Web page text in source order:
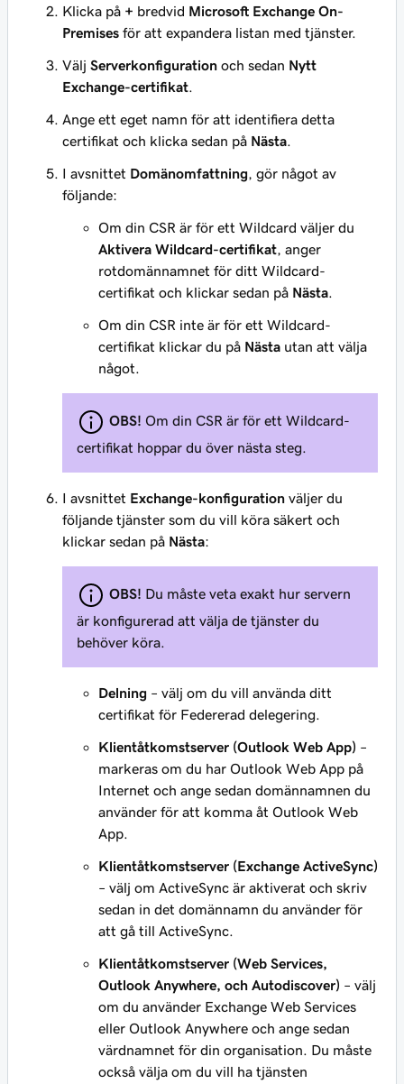
Klicka på + bredvid Microsoft Exchange On-
Premises för att expandera listan med tjänster.
Välj Serverkonfiguration och sedan Nytt
Exchange-certifikat
Ange ett eget namn för att identifiera detta
certifikat och klicka sedan på Nästa
I avsnittet Domänomfattning , gör något av
följande:
Om din CSR är för ett Wildcard väljer du
Aktivera Wildcard-certifikat , anger
rotdomännamnet för ditt Wildcard-
certifikat och klickar sedan på Nästa
Om din CSR inte är för ett Wildcard-
certifikat klickar du på Nästa utan att välja
något.
OBS! Om din CSR är för ett Wildcard-
certifikat hoppar du över nästa steg.
I avsnittet Exchange-konfiguration väljer du
följande tjänster som du vill köra säkert och
klickar sedan på Nästa:
OBS! Du måste veta exakt hur servern
är konfigurerad att välja de tjänster du
behöver köra.
Delning – välj om du vill använda ditt
certifikat för Federerad delegering.
Klientåtkomstserver (Outlook Web App) –
markeras om du har Outlook Web App på
Internet och ange sedan domännamnen du
använder för att komma åt Outlook Web
App.
Klientåtkomstserver (Exchange ActiveSync)
– välj om ActiveSync är aktiverat och skriv
sedan in det domännamn du använder för
att gå till ActiveSync.
Klientåtkomstserver (Web Services,
Outlook Anywhere, och Autodiscover) – välj
om du använder Exchange Web Services
eller Outlook Anywhere och ange sedan
värdnamnet för din organisation. Du måste
också välja om du vill ha tjänsten